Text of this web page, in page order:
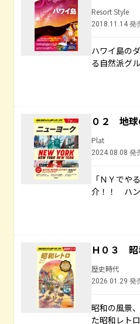
Resort Style
2018.11.14 発
ハワイ島の
る自然派グ
０２ 地
Plat
2024.08.08 発
「ＮＹでや
介！！ ハン
Ｈ０３ 昭
歴史時代
2026.01.29 発
昭和の風景
た昭和レト